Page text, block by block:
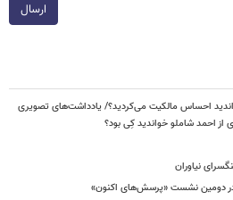
ارسال
احساس مالکیت می‌کردید؟/ یادداشت‌های تصویری
احمد شاملو خواندید کِی بود؟
نیاوران
دومین نشست «پرسش‌های اکنون»